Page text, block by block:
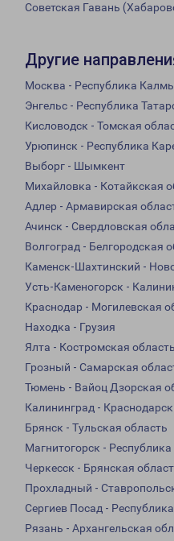
Советская Гавань
Другие
Москва - Республика
Энгельс - Республика
Кисловодск - Томская
Урюпинск - Республика
Выборг - Шымкент
Михайловка - Котайкская
Адлер - Армавирская
Ачинск - Свердловская
Волгоград - Белгородская
Каменск-Шахтинский -
Усть-Каменогорск -
Краснодар - Могилевская
Находка - Грузия
Ялта - Костромская область
Грозный - Самарская
Тюмень - Вайоц Дзорская
Калининград -
Брянск - Тульская область
Магнитогорск -
Черкесск - Брянская
Прохладный -
Сергиев Посад -
Рязань - Архангельская